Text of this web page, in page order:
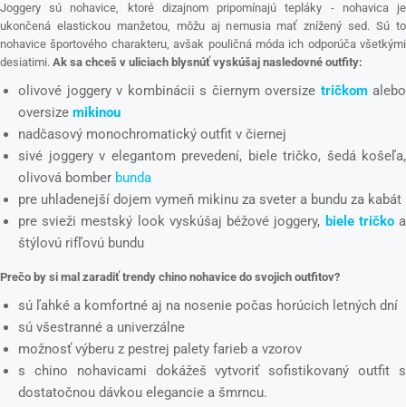
Joggery sú nohavice, ktoré dizajnom pripomínajú tepláky - nohavica je
ukončená elastickou manžetou, môžu aj nemusia mať znížený sed. Sú to
nohavice športového charakteru, avšak pouličná móda ich odporúča všetkými
desiatimi. Ak sa chceš v uliciach blysnúť vyskúšaj nasledovné outfity:
olivové joggery v kombinácii s čiernym oversize tričkomalebo
oversize mikinou
nadčasový monochromatický outfit v čiernej
sivé joggery v elegantom prevedení, biele tričko, šedá košeľa,
olivová bomber bunda
pre uhladenejší dojem vymeň mikinu za sveter a bundu za kabát
pre svieži mestský look vyskúšaj béžové joggery, biele tričkoa
štýlovú rifľovú bundu
Prečo by si mal zaradiť trendy chino nohavice do svojich outfitov?
sú ľahké a komfortné aj na nosenie počas horúcich letných dní
sú všestranné a univerzálne
možnosť výberu z pestrej palety farieb a vzorov
s chino nohavicami dokážeš vytvoriť sofistikovaný outfit s
dostatočnou dávkou elegancie a šmrncu.